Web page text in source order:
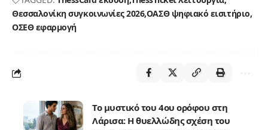
Θεσσαλονίκη συγκοινωνίες 2026ΟΑΣΘ ψηφιακό εισιτήριο
ΟΣΕΘ εφαρμογή
Το μυστικό του 4ου ορόφου στη
Λάρισα: Η θυελλώδης σχέση του